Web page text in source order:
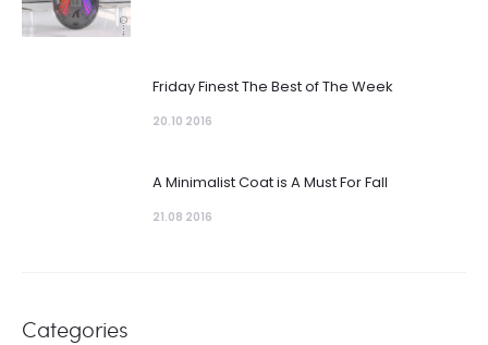
Friday Finest The Best of The Week
20.10 2016
A Minimalist Coat is A Must For Fall
21.08 2016
Categories